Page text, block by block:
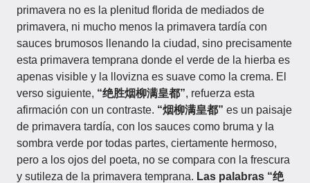
primavera no es la plenitud florida de mediados de
primavera, ni mucho menos la primavera tardía con
sauces brumosos llenando la ciudad, sino precisamente
esta primavera temprana donde el verde de la hierba es
apenas visible y la llovizna es suave como la crema. El
verso siguiente, “绝胜烟柳满皇都”, refuerza esta
afirmación con un contraste. “烟柳满皇都” es un paisaje
de primavera tardía, con los sauces como bruma y la
sombra verde por todas partes, ciertamente hermoso,
pero a los ojos del poeta, no se compara con la frescura
y sutileza de la primavera temprana. Las palabras “绝